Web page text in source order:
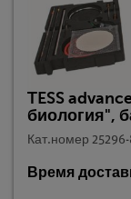
TESS
биология",
Кат.номер
Время